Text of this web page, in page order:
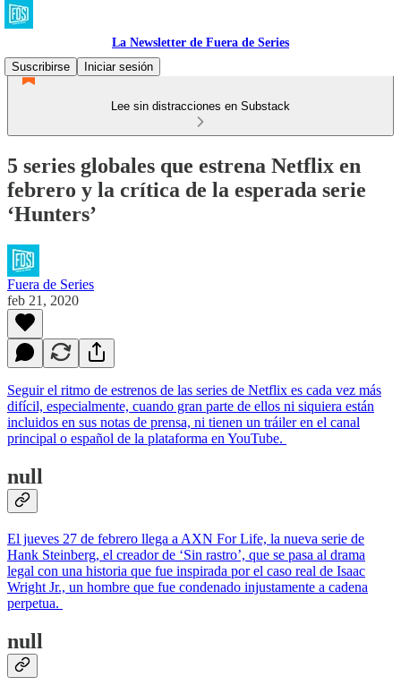
La Newsletter de Fuera de Series
Suscribirse
Iniciar sesión
Lee sin distracciones en Substack
5 series globales que estrena Netflix en
febrero y la crítica de la esperada serie
‘Hunters’
Fuera de Series
feb 21, 2020
Seguir el ritmo de estrenos de las series de Netflix es cada vez más
difícil, especialmente, cuando gran parte de ellos ni siquiera están
incluidos en sus notas de prensa, ni tienen un tráiler en el canal
principal o español de la plataforma en YouTube.
null
El jueves 27 de febrero llega a AXN For Life, la nueva serie de
Hank Steinberg, el creador de ‘Sin rastro’, que se pasa al drama
legal con una historia que fue inspirada por el caso real de Isaac
Wright Jr., un hombre que fue condenado injustamente a cadena
perpetua.
null